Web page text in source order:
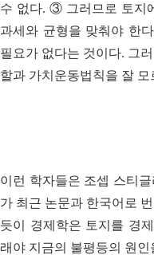
수 없다. ③ 그러므로 토지
과세와 균형을 맞춰야 한
필요가 없다는 것이다. 그
할과 가치운동법칙을 잘
이런 학자들은 조셉 스티
가 최근 논문과 한국어로
듯이 경제학은 토지를 경
래야 지금의 불평등의 원